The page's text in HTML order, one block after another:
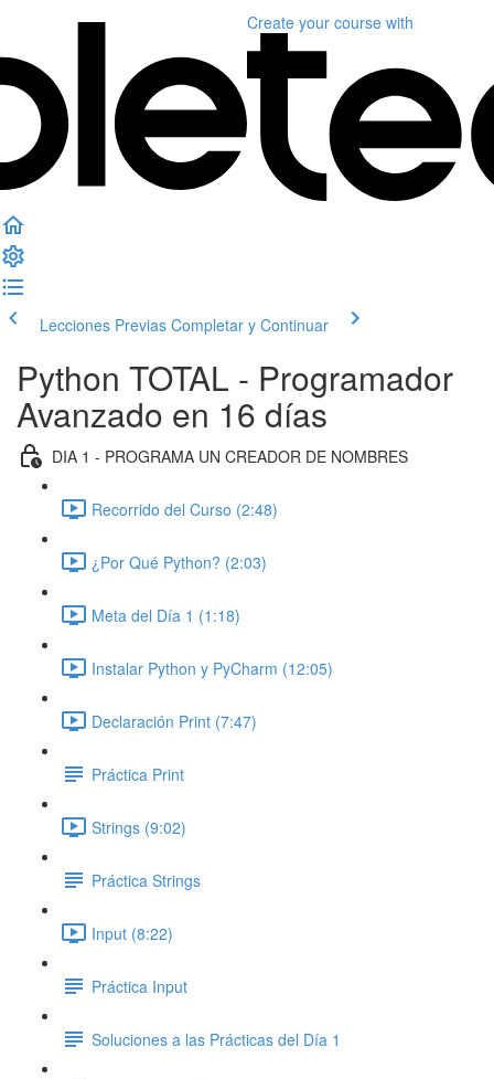
Create your course with
Lecciones Previas Completar y Continuar
Python TOTAL - Programador
Avanzado en 16 días
DIA 1 - PROGRAMA UN CREADOR DE NOMBRES
Recorrido del Curso (2:48)
¿Por Qué Python? (2:03)
Meta del Día 1 (1:18)
Instalar Python y PyCharm (12:05)
Declaración Print (7:47)
Práctica Print
Strings (9:02)
Práctica Strings
Input (8:22)
Práctica Input
Soluciones a las Prácticas del Día 1